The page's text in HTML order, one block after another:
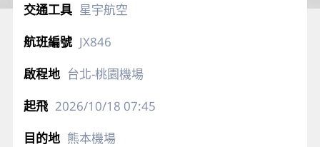
星宇航空
JX846
台北-桃園機場
2026/10/18 07:45
熊本機場